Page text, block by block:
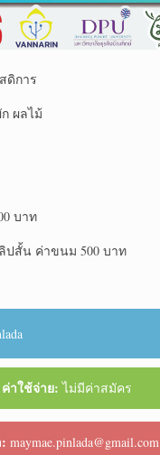
ดิการ
ผลไม้
บาท
ปสั้น ค่าขนม 500 บาท
ค่าใช้จ่าย: ไม่มีค่าสมัคร
maymae.pinlada@gmail.com